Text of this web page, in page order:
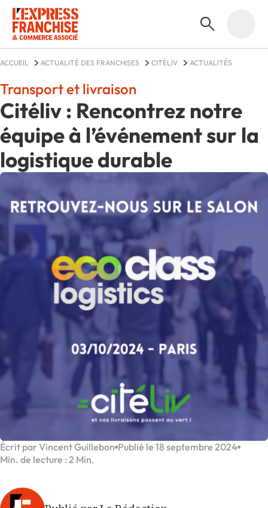
ACCUEIL ACTUALITÉ DES FRANCHISES CITÉLIV ACTUALITÉS
Citéliv : Rencontrez notre
équipe à l’événement sur la
logistique durable
Transport et livraison
Écrit par Vincent Guillebon Publié le 18 septembre 2024
Min. de lecture : 2 Min.